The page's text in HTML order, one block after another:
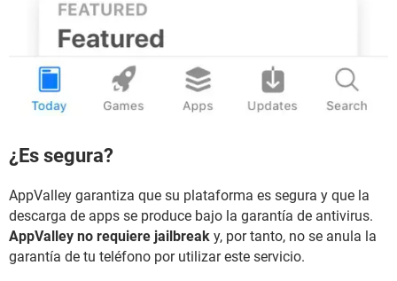
¿Es segura?
AppValley garantiza que su plataforma es segura y que la
descarga de apps se produce bajo la garantía de antivirus.
AppValley no requiere jailbreak y, por tanto, no se anula la
garantía de tu teléfono por utilizar este servicio.